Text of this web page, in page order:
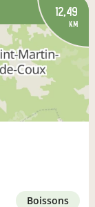
12,49
km
boissons